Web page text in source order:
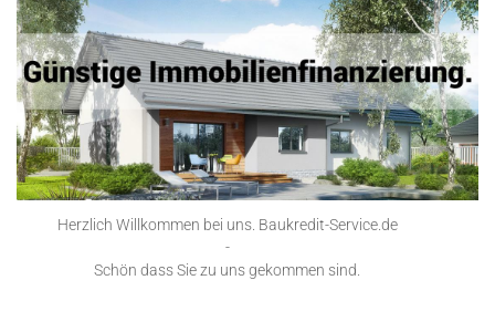
Herzlich Willkommen bei uns. Baukredit-Service.de
-
Schön dass Sie zu uns gekommen sind.